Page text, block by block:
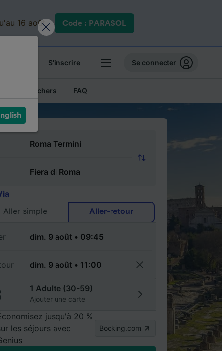
16 août. Code : PARASOL
S'inscrire Se connecter
Billets pas chers FAQ
Aller simple
Aller-retour
1 Adulte (30-59)
Ajouter une carte
jusqu'à 20 %
les séjours avec
Booking.com